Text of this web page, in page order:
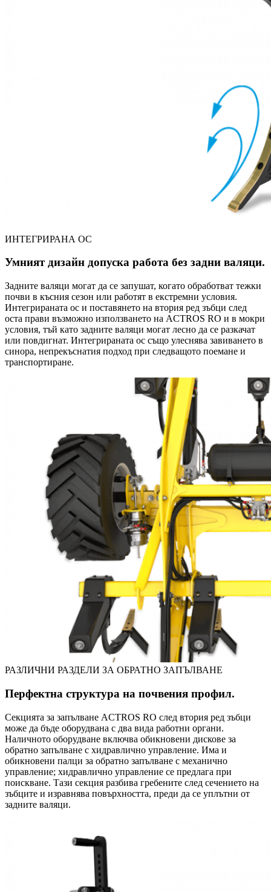
ИНТЕГРИРАНА ОС
Умният дизайн допуска работа без задни валяци.
Задните валяци могат да се запушат, когато обработват тежки
почви в късния сезон или работят в екстремни условия.
Интегрираната ос и поставянето на втория ред зъбци след
оста прави възможно използването на ACTROS RO и в мокри
условия, тъй като задните валяци могат лесно да се разкачат
или повдигнат. Интегрираната ос също улеснява завиването в
синора, непрекъснатия подход при следващото поемане и
транспортиране.
РАЗЛИЧНИ РАЗДЕЛИ ЗА ОБРАТНО ЗАПЪЛВАНЕ
Перфектна структура на почвения профил.
Секцията за запълване ACTROS RO след втория ред зъбци
може да бъде оборудвана с два вида работни органи.
Наличното оборудване включва обикновени дискове за
обратно запълване с хидравлично управление. Има и
обикновени палци за обратно запълване с механично
управление; хидравлично управление се предлага при
поискване. Тази секция разбива гребените след сечението на
зъбците и изравнява повърхността, преди да се уплътни от
задните валяци.